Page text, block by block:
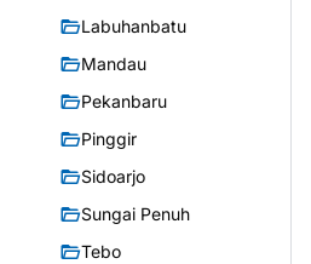
Labuhanbatu
Mandau
Pekanbaru
Pinggir
Sidoarjo
Sungai Penuh
Tebo